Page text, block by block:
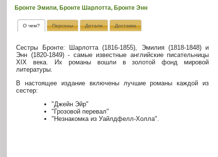
Бронте Эмили, Бронте Шарлотта, Бронте Энн
О чем? Персоны Детали Доставка
Сестры Бронте: Шарлотта (1816-1855), Эмилия (1818-1848) и
Энн (1820-1849) - самые известные английские писательницы
XIX века. Их романы вошли в золотой фонд мировой
литературы.
В настоящее издание включены лучшие романы каждой из
сестер:
"Джейн Эйр"
"Грозовой перевал"
"Незнакомка из Уайлдфелл-Холла".